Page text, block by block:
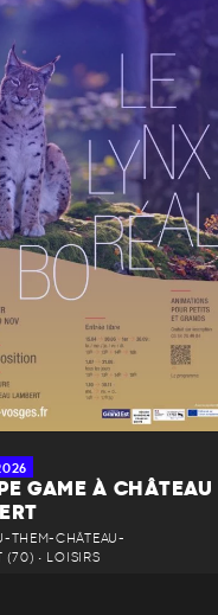
GAME À CHÂTEAU
THEM-CHÂTEAU-
(70) • LOISIRS